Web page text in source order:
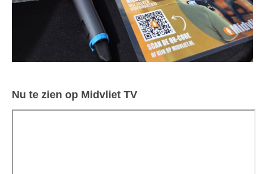
Nu te zien op Midvliet TV